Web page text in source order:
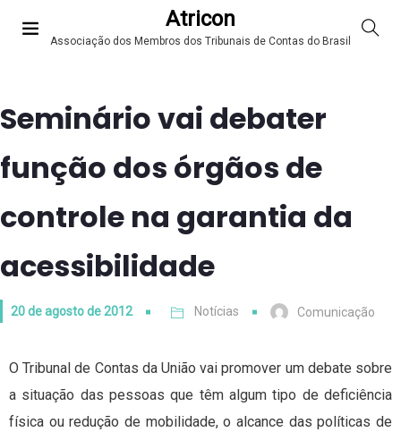
Atricon
Associação dos Membros dos Tribunais de Contas do Brasil
Seminário vai debater
função dos órgãos de
controle na garantia da
acessibilidade
20 de agosto de 2012 Notícias Comunicação
O Tribunal de Contas da União vai promover um debate sobre
a situação das pessoas que têm algum tipo de deficiência
física ou redução de mobilidade, o alcance das políticas de